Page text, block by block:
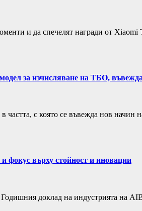
и да спечелят награди от
за изчисляване на ТБО,
с която се въвежда нов начин
фокус върху стойност и иновации
доклад на индустрията на